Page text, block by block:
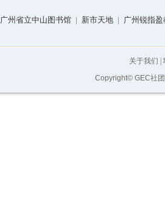
广州省立中山图书馆 | 新市天地 | 广州锐指
关于我们 |
Copyright© GEC社